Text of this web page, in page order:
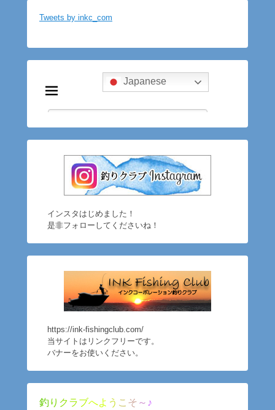
Tweets by inkc_com
インスタはじめました！
是非フォローしてくださいね！
https://ink-fishingclub.com/
当サイトはリンクフリーです。
バナーをお使いください。
釣 り クラブへよ う こ そ ～ ♪